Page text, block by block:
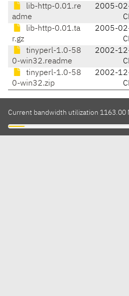
lib-http-0.01.re
adme
2005-
lib-http-0.01.ta
r.gz
2005-
tinyperl-1.0-58
0-win32.readme
2002-
tinyperl-1.0-58
0-win32.zip
2002-
Current bandwidth utilization 1163.00